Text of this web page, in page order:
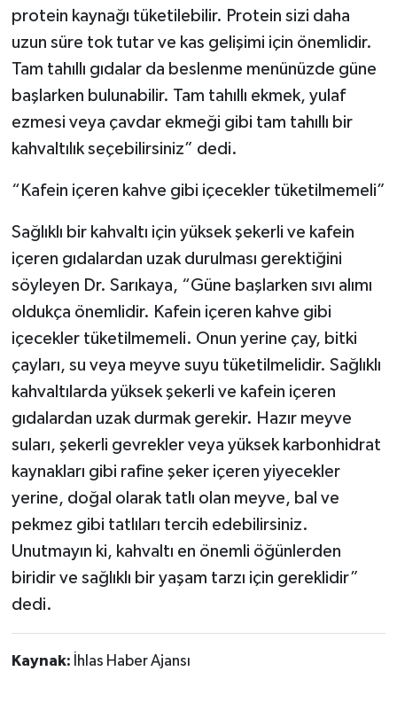
protein kaynağı tüketilebilir. Protein sizi daha
uzun süre tok tutar ve kas gelişimi için önemlidir.
Tam tahıllı gıdalar da beslenme menünüzde güne
başlarken bulunabilir. Tam tahıllı ekmek, yulaf
ezmesi veya çavdar ekmeği gibi tam tahıllı bir
kahvaltılık seçebilirsiniz” dedi.
“Kafein içeren kahve gibi içecekler tüketilmemeli”
Sağlıklı bir kahvaltı için yüksek şekerli ve kafein
içeren gıdalardan uzak durulması gerektiğini
söyleyen Dr. Sarıkaya, “Güne başlarken sıvı alımı
oldukça önemlidir. Kafein içeren kahve gibi
içecekler tüketilmemeli. Onun yerine çay, bitki
çayları, su veya meyve suyu tüketilmelidir. Sağlıklı
kahvaltılarda yüksek şekerli ve kafein içeren
gıdalardan uzak durmak gerekir. Hazır meyve
suları, şekerli gevrekler veya yüksek karbonhidrat
kaynakları gibi rafine şeker içeren yiyecekler
yerine, doğal olarak tatlı olan meyve, bal ve
pekmez gibi tatlıları tercih edebilirsiniz.
Unutmayın ki, kahvaltı en önemli öğünlerden
biridir ve sağlıklı bir yaşam tarzı için gereklidir”
dedi.
Kaynak: İhlas Haber Ajansı